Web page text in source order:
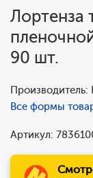
Лортенза
90 шт.
Все формы
Артикул: